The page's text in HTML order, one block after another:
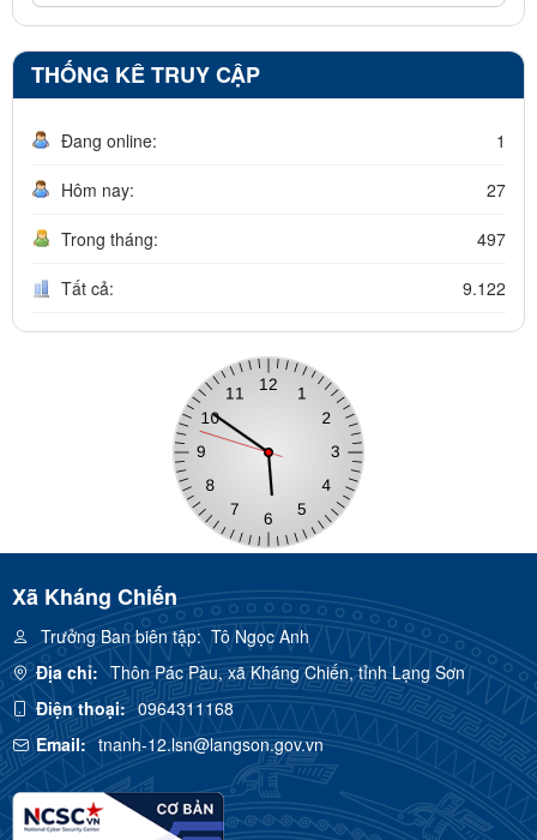
THỐNG KÊ TRUY CẬP
Đang online: 1
Hôm nay: 27
Trong tháng: 497
Tất cả: 9.122
Xã Kháng Chiến
Trưởng Ban biên tập:Tô Ngọc Anh
Địa chỉ: Thôn Pác Pàu, xã Kháng Chiến, tỉnh Lạng Sơn
Điện thoại: 0964311168
Email: tnanh-12.lsn@langson.gov.vn